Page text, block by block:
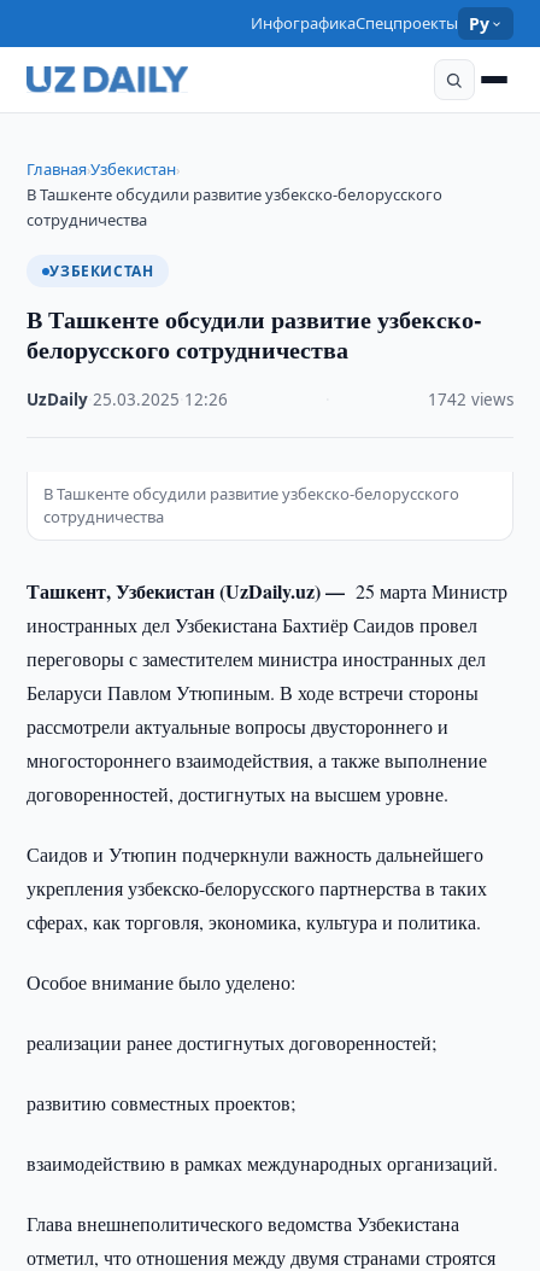
ИнфографикаСпецпроекты Ру
Главная›Узбекистан›
В Ташкенте обсудили развитие узбекско-белорусского
сотрудничества
УЗБЕКИСТАН
В Ташкенте обсудили развитие узбекско-
белорусского сотрудничества
UzDaily ·25.03.2025 12:26 1742 views
В Ташкенте обсудили развитие узбекско-белорусского
сотрудничества
Ташкент, Узбекистан (UzDaily.uz) — 25 марта Министр
иностранных дел Узбекистана Бахтиёр Саидов провел
переговоры с заместителем министра иностранных дел
Беларуси Павлом Утюпиным. В ходе встречи стороны
рассмотрели актуальные вопросы двустороннего и
многостороннего взаимодействия, а также выполнение
договоренностей, достигнутых на высшем уровне.
Саидов и Утюпин подчеркнули важность дальнейшего
укрепления узбекско-белорусского партнерства в таких
сферах, как торговля, экономика, культура и политика.
Особое внимание было уделено:
реализации ранее достигнутых договоренностей;
развитию совместных проектов;
взаимодействию в рамках международных организаций.
Глава внешнеполитического ведомства Узбекистана
отметил, что отношения между двумя странами строятся